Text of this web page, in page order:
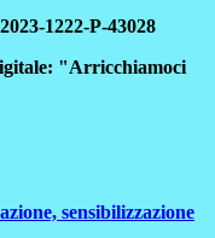
1222-P-43028
"Arricchiamoci
sensibilizzazione